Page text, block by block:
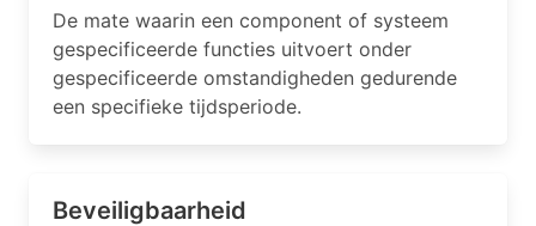
De mate waarin een component of systeem
gespecificeerde functies uitvoert onder
gespecificeerde omstandigheden gedurende
een specifieke tijdsperiode.
Beveiligbaarheid